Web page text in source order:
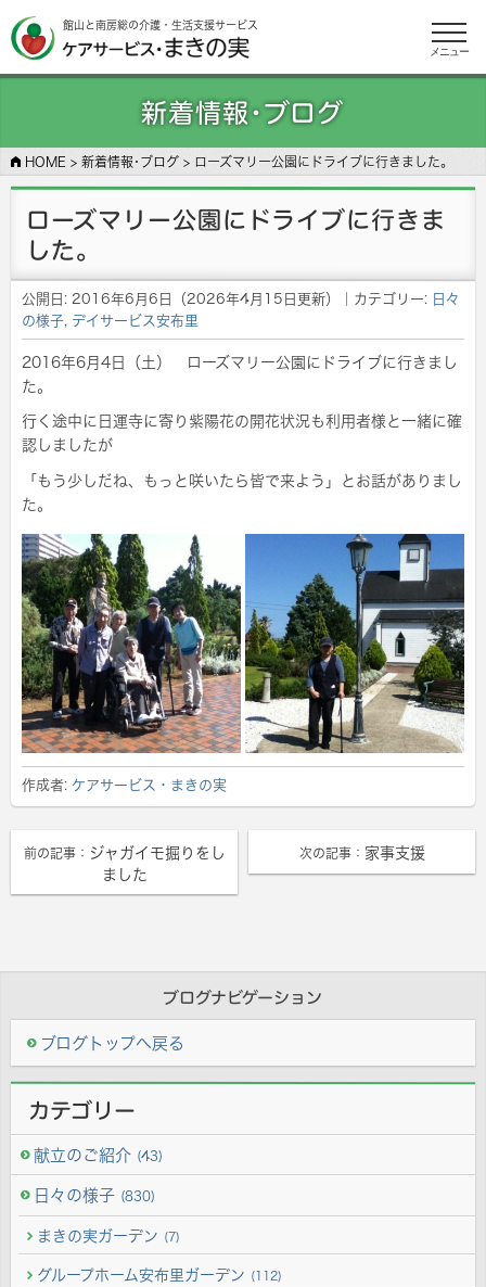
館山と南房総の介護・生活支援サービス
メニュー
新着情報･ブログ
HOME > 新着情報･ブログ > ローズマリー公園にドライブに行きました。
ローズマリー公園にドライブに行きま
した。
公開日: 2016年6月6日 （2026年4月15日更新） ｜カテゴリー: 日々
の様子, デイサービス安布里
2016年6月4日（土） ローズマリー公園にドライブに行きまし
た。
行く途中に日運寺に寄り紫陽花の開花状況も利用者様と一緒に確
認しましたが
「もう少しだね、もっと咲いたら皆で来よう」とお話がありまし
た。
作成者: ケアサービス・まきの実
前の記事： ジャガイモ掘りをし
ました
次の記事： 家事支援
ブログナビゲーション
ブログトップへ戻る
カテゴリー
献立のご紹介 (43)
日々の様子 (830)
まきの実ガーデン (7)
グループホーム安布里ガーデン (112)